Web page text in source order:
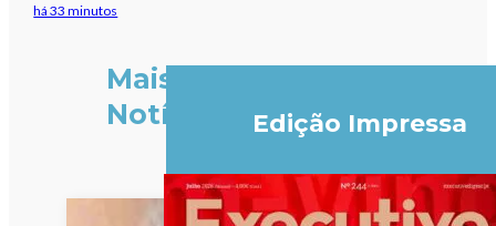
há 33 minutos
Mais
Notícias
Edição Impressa